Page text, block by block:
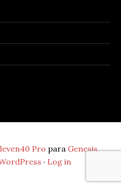
Pro para Genesis
· Log in